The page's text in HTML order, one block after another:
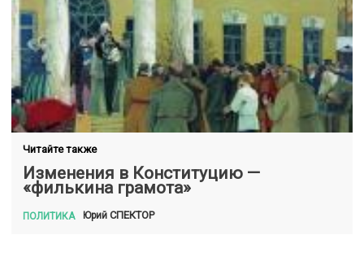
Читайте также
Изменения в Конституцию —
«филькина грамота»
ПОЛИТИКА Юрий СПЕКТОР